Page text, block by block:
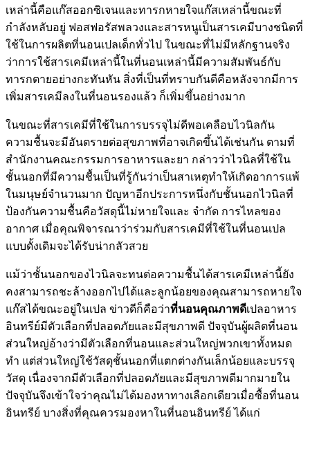
เหล่านี้คือแก๊สออกซิเจนและทารกหายใจแก๊สเหล่านี้ขณะที่
กำลังหลับอยู่ ฟอสฟอรัสพลวงและสารหนูเป็นสารเคมีบางชนิดที่
ใช้ในการผลิตที่นอนเปลเด็กทั่วไป ในขณะที่ไม่มีหลักฐานจริง
ว่าการใช้สารเคมีเหล่านี้ในที่นอนเหล่านี้มีความสัมพันธ์กับ
ทารกตายอย่างกะทันหัน สิ่งที่เป็นที่ทราบกันดีคือหลังจากมีการ
เพิ่มสารเคมีลงในที่นอนรองแล้ว ก็เพิ่มขึ้นอย่างมาก
ในขณะที่สารเคมีที่ใช้ในการบรรจุไม่ดีพอเคลือบไวนิลกัน
ความชื้นจะมีอันตรายต่อสุขภาพที่อาจเกิดขึ้นได้เช่นกัน ตามที่
สำนักงานคณะกรรมการอาหารและยา กล่าวว่าไวนิลที่ใช้ใน
ชั้นนอกที่มีความชื้นเป็นที่รู้กันว่าเป็นสาเหตุทำให้เกิดอาการแพ้
ในมนุษย์จำนวนมาก ปัญหาอีกประการหนึ่งกับชั้นนอกไวนิลที่
ป้องกันความชื้นคือวัสดุนี้ไม่หายใจและ จำกัด การไหลของ
อากาศ เมื่อคุณพิจารณาว่าร่วมกับสารเคมีที่ใช้ในที่นอนเปล
แบบดั้งเดิมจะได้รับน่ากลัวสวย
แม้ว่าชั้นนอกของไวนิลจะทนต่อความชื้นได้สารเคมีเหล่านี้ยัง
คงสามารถชะล้างออกไปได้และลูกน้อยของคุณสามารถหายใจ
แก๊สได้ขณะอยู่ในเปล ข่าวดีก็คือว่าที่นอนคุณภาพดีเปลอาหาร
อินทรีย์มีตัวเลือกที่ปลอดภัยและมีสุขภาพดี ปัจจุบันผู้ผลิตที่นอน
ส่วนใหญ่อ้างว่ามีตัวเลือกที่นอนและส่วนใหญ่พวกเขาทั้งหมด
ทำ แต่ส่วนใหญ่ใช้วัสดุชั้นนอกที่แตกต่างกันเล็กน้อยและบรรจุ
วัสดุ เนื่องจากมีตัวเลือกที่ปลอดภัยและมีสุขภาพดีมากมายใน
ปัจจุบันจึงเข้าใจว่าคุณไม่ได้มองหาทางเลือกเดียวเมื่อซื้อที่นอน
อินทรีย์ บางสิ่งที่คุณควรมองหาในที่นอนอินทรีย์ ได้แก่